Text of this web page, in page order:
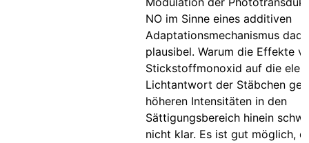
NO im Sinne eines additiven
Adaptationsmechanismus
plausibel. Warum die Effekte
Stickstoffmonoxid auf die
Lichtantwort der Stäbchen
höheren Intensitäten in den
Sättigungsbereich hinein
nicht klar. Es ist gut möglich,